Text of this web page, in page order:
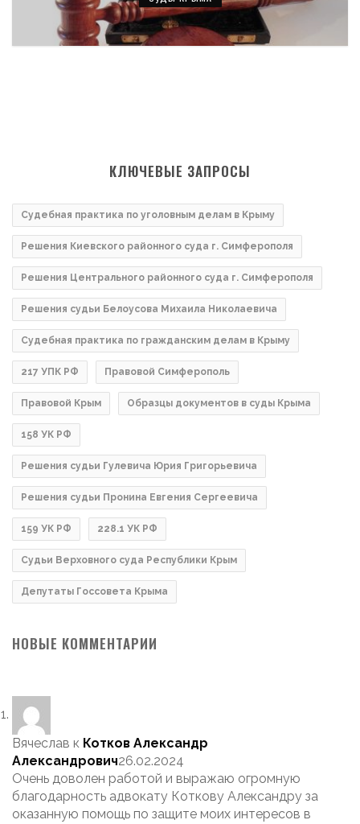
КЛЮЧЕВЫЕ ЗАПРОСЫ
Судебная практика по уголовным делам в Крыму
Решения Киевского районного суда г. Симферополя
Решения Центрального районного суда г. Симферополя
Решения судьи Белоусова Михаила Николаевича
Судебная практика по гражданским делам в Крыму
217 УПК РФ Правовой Симферополь
Правовой Крым Образцы документов в суды Крыма
158 УК РФ
Решения судьи Гулевича Юрия Григорьевича
Решения судьи Пронина Евгения Сергеевича
159 УК РФ 228.1 УК РФ
Судьи Верховного суда Республики Крым
Депутаты Госсовета Крыма
НОВЫЕ КОММЕНТАРИИ
Вячеслав к Котков Александр
Александрович26.02.2024
Очень доволен работой и выражаю огромную
благодарность адвокату Коткову Александру за
оказанную помощь по защите моих интересов в